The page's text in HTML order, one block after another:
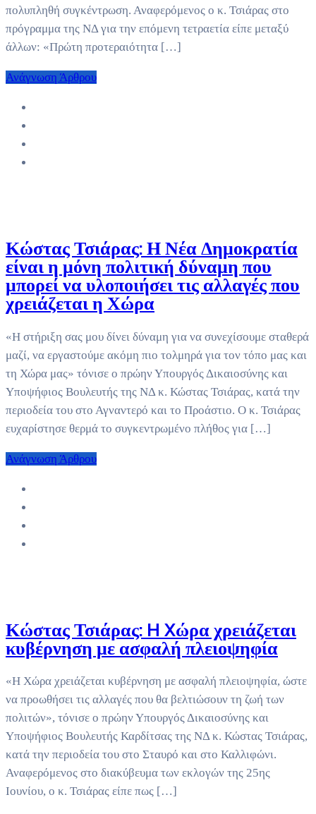
πολυπληθή συγκέντρωση. Αναφερόμενος ο κ. Τσιάρας στο
πρόγραμμα της ΝΔ για την επόμενη τετραετία είπε μεταξύ
άλλων: «Πρώτη προτεραιότητα […]
Ανάγνωση Άρθρου
Κώστας Τσιάρας: Η Νέα Δημοκρατία
είναι η μόνη πολιτική δύναμη που
μπορεί να υλοποιήσει τις αλλαγές που
χρειάζεται η Χώρα
«Η στήριξη σας μου δίνει δύναμη για να συνεχίσουμε σταθερά
μαζί, να εργαστούμε ακόμη πιο τολμηρά για τον τόπο μας και
τη Χώρα μας» τόνισε ο πρώην Υπουργός Δικαιοσύνης και
Υποψήφιος Βουλευτής της ΝΔ κ. Κώστας Τσιάρας, κατά την
περιοδεία του στο Αγναντερό και το Προάστιο. Ο κ. Τσιάρας
ευχαρίστησε θερμά το συγκεντρωμένο πλήθος για […]
Ανάγνωση Άρθρου
Κώστας Τσιάρας: H Xώρα χρειάζεται
κυβέρνηση με ασφαλή πλειοψηφία
«Η Xώρα χρειάζεται κυβέρνηση με ασφαλή πλειοψηφία, ώστε
να προωθήσει τις αλλαγές που θα βελτιώσουν τη ζωή των
πολιτών», τόνισε ο πρώην Υπουργός Δικαιοσύνης και
Υποψήφιος Βουλευτής Καρδίτσας της ΝΔ κ. Κώστας Τσιάρας,
κατά την περιοδεία του στο Σταυρό και στο Καλλιφώνι.
Αναφερόμενος στο διακύβευμα των εκλογών της 25ης
Ιουνίου, ο κ. Τσιάρας είπε πως […]